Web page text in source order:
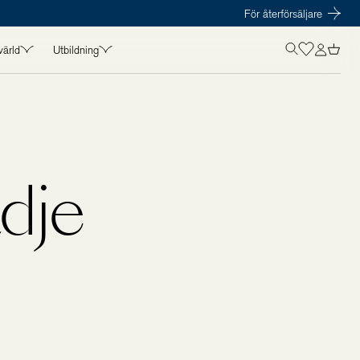
För återförsäljare
Utbildning